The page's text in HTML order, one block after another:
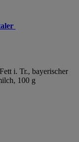
i. Tr., bayerischer
100 g